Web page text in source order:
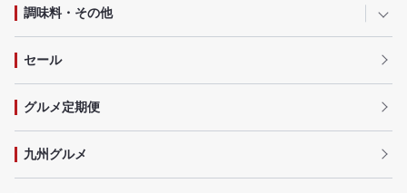
調味料・その他
セール
グルメ定期便
九州グルメ